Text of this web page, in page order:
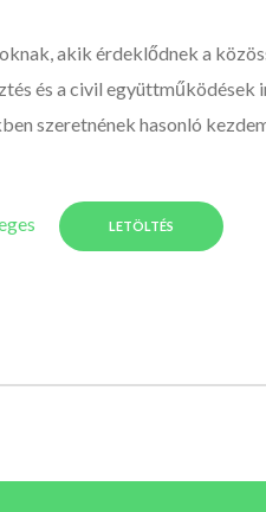
akik érdeklődnek a
és a civil együttműködések
szeretnének hasonló
LETÖLTÉS